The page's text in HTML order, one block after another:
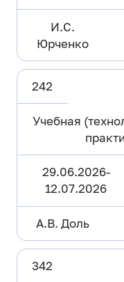
И.С.
Юрченко
242
Учебная
29.06.2026-
12.07.2026
А.В. Доль
342